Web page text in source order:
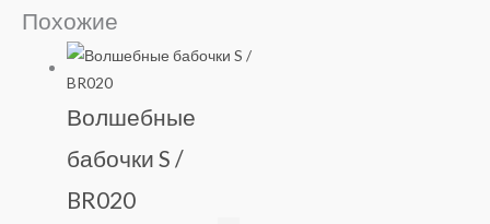
Похожие
Волшебные
бабочки S /
BR020